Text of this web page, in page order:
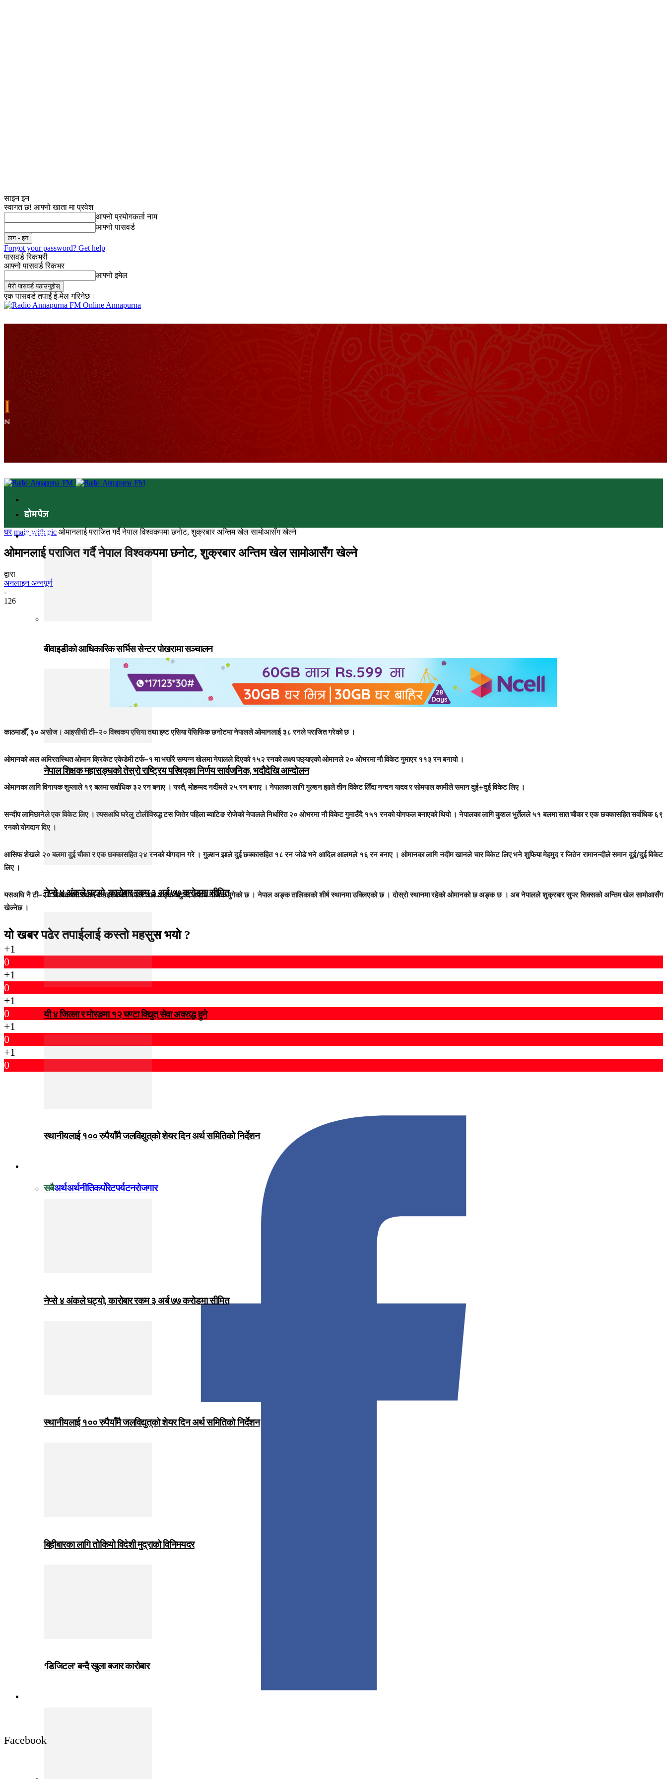
साइन इन
स्वागत छ! आफ्नो खाता मा प्रवेश
आफ्नो प्रयोगकर्ता नाम
आफ्नो पासवर्ड
Forgot your password? Get help
पासवर्ड रिकभरी
आफ्नो पासवर्ड रिकभर
आफ्नो इमेल
एक पासवर्ड तपाईं ई-मेल गरिनेछ।
Online Annapurna
होमपेज
समाचार
बीवाइडीको आधिकारिक सर्भिस सेन्टर पोखरामा सञ्चालन
नेपाल शिक्षक महासङ्घको तेस्रो राष्ट्रिय परिषद्का निर्णय सार्वजनिक, भदाैदेखि आन्दाेलन
नेप्से ४ अंकले घट्यो, कारोबार रकम ३ अर्ब ७७ करोडमा सीमित
यी ४ जिल्ला र मोरङमा १२ घण्टा विद्युत् सेवा अवरुद्ध हुने
स्थानीयलाई १०० रुपैयाँमै जलविद्युत्‌को शेयर दिन अर्थ समितिको निर्देशन
सबैअर्थअर्थनीतिकर्पोरेटपर्यटनरोजगार
नेप्से ४ अंकले घट्यो, कारोबार रकम ३ अर्ब ७७ करोडमा सीमित
स्थानीयलाई १०० रुपैयाँमै जलविद्युत्‌को शेयर दिन अर्थ समितिको निर्देशन
बिहीबारका लागि तोकियो विदेशी मुद्राको विनिमयदर
‘डिजिटल’ बन्दै खुला बजार कारोबार
घर main with pic ओमानलाई पराजित गर्दै नेपाल विश्वकपमा छनाेट, शुक्रबार अन्तिम खेल सामोआसँग खेल्ने
ओमानलाई पराजित गर्दै नेपाल विश्वकपमा छनाेट, शुक्रबार अन्तिम खेल सामोआसँग खेल्ने
द्वारा
अनलाइन अन्नपूर्ण
-
126
काठमाडौँ, ३० असोज। आइसीसी टी–२० विश्वकप एसिया तथा इष्ट एसिया पेसिफिक छनोटमा नेपालले ओमानलाई ३८ रनले पराजित गरेको छ ।
ओमानको अल अमिरतस्थित ओमान क्रिकेट एकेडेमी टर्फ–१ मा भर्खरै सम्पन्न खेलमा नेपालले दिएको १५२ रनको लक्ष्य पछ्याएको ओमानले २० ओभरमा नौ विकेट गुमाएर ११३ रन बनायो ।
ओमानका लागि विनायक शुम्लाले १९ बलमा सर्वाधिक ३२ रन बनाए । यस्तै, मोहम्मद नदीमले २५ रन बनाए । नेपालका लागि गुल्शन झाले तीन विकेट लिँदा नन्दन यादव र सोमपाल कामीले समान दुई÷दुई विकेट लिए ।
सन्दीप लामिछानेले एक विकेट लिए । त्यसअघि घरेलु टोलीविरुद्ध टस जितेर पहिला ब्याटिङ रोजेको नेपालले निर्धारित २० ओभरमा नौ विकेट गुमाउँदै १५१ रनको योगफल बनाएको थियो । नेपालका लागि कुशल भुर्तेलले ५१ बलमा सात चौका र एक छक्कासहित सर्वाधिक ६९
रनको योगदान दिए ।
आसिफ शेखले २० बलमा दुई चौका र एक छक्कासहित २४ रनको योगदान गरे । गुल्शन झाले दुई छक्कासहित १८ रन जोडे भने आदिल आलमले १६ रन बनाए । ओमानका लागि नदीम खानले चार विकेट लिए भने शुफिया मेहमुद र जितेन रामानन्दीले समान दुई/दुई विकेट
लिए ।
यसअघि नै टी–२० विश्वकपमा स्थान बनाइसकेको नेपाल आठ अङ्क बटुल्दै उपाधि नजिक पुगेको छ । नेपाल अङ्क तालिकाको शीर्ष स्थानमा उक्लिएको छ । दोस्रो स्थानमा रहेको ओमानको छ अङ्क छ । अब नेपालले शुक्रबार सुपर सिक्सको अन्तिम खेल सामोआसँग
खेल्नेछ ।
यो खबर पढेर तपाईलाई कस्तो महसुस भयो ?
+1
0
+1
0
+1
0
+1
0
+1
0
Facebook